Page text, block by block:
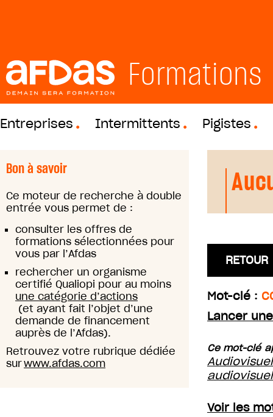
Formations
Entreprises Intermittents Pigistes
Bon à savoir
Ce moteur de recherche à double
entrée vous permet de :
consulter les offres de
formations sélectionnées pour
vous par l’Afdas
rechercher un organisme
certifié Qualiopi pour au moins
une catégorie d’actions
(et ayant fait l’objet d’une
demande de financement
auprès de l’Afdas).
Retrouvez votre rubrique dédiée
surwww.afdas.com
RETOUR
Mot-clé :
Lancer
Ce mot-clé
Voir les